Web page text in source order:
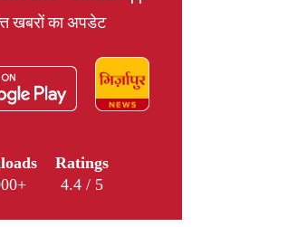
खबरों का अपडेट
Ratings
4.4 / 5